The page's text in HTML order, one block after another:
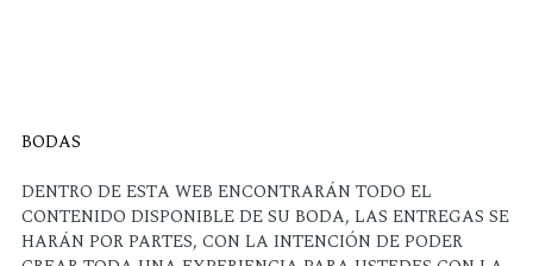
BODAS
DENTRO DE ESTA WEB ENCONTRARÁN TODO EL
CONTENIDO DISPONIBLE DE SU BODA, LAS ENTREGAS SE
HARÁN POR PARTES, CON LA INTENCIÓN DE PODER